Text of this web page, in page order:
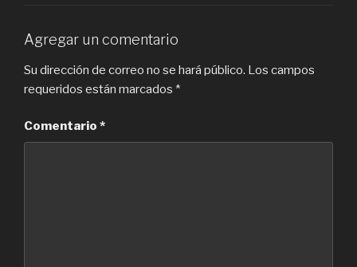
Agregar un comentario
Su dirección de correo no se hará público. Los campos
requeridos están marcados *
Comentario *